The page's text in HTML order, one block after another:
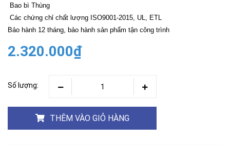
Bao bì Thùng
Các chứng chỉ chất lượng ISO9001-2015, UL, ETL
Bảo hành 12 tháng, bảo hành sản phẩm tận công trình
2.320.000₫
Số lượng:
THÊM VÀO GIỎ HÀNG